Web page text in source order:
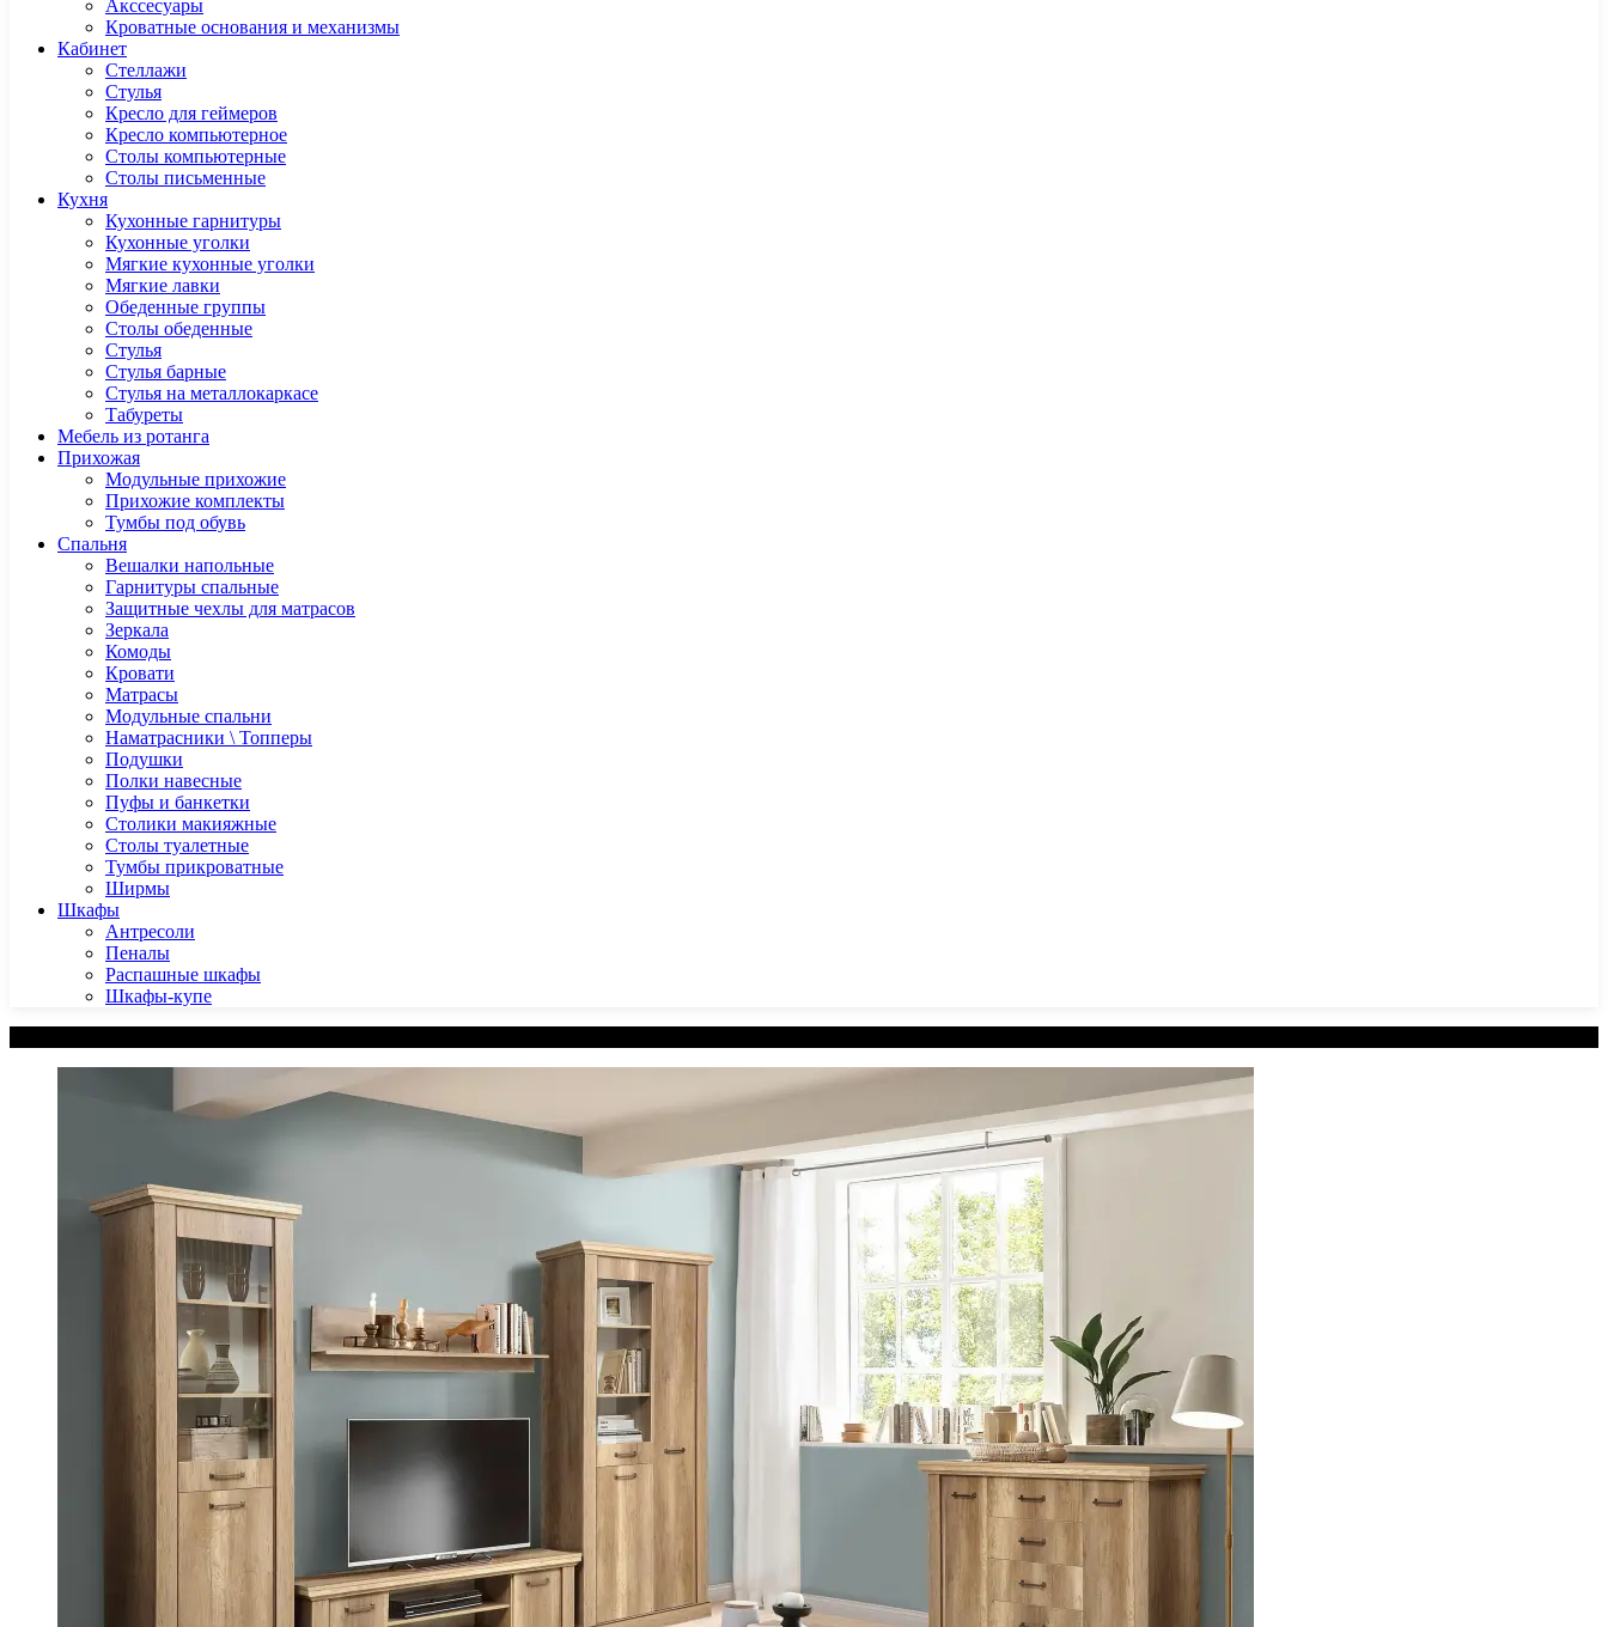
Акссесуары
Кроватные основания и механизмы
Кабинет
Cтеллажи
Cтулья
Кресло для геймеров
Кресло компьютерное
Столы компьютерные
Столы письменные
Кухня
Кухонные гарнитуры
Кухонные уголки
Мягкие кухонные уголки
Мягкие лавки
Обеденные группы
Столы обеденные
Стулья
Стулья барные
Стулья на металлокаркасе
Табуреты
Мебель из ротанга
Прихожая
Модульные прихожие
Прихожие комплекты
Тумбы под обувь
Спальня
Вешалки напольные
Гарнитуры спальные
Защитные чехлы для матрасов
Зеркала
Комоды
Кровати
Матрасы
Модульные спальни
Наматрасники \ Топперы
Подушки
Полки навесные
Пуфы и банкетки
Столики макияжные
Столы туалетные
Тумбы прикроватные
Ширмы
Шкафы
Антресоли
Пеналы
Распашные шкафы
Шкафы-купе